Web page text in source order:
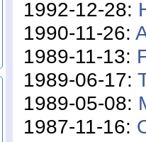
1992-12-28:
1990-11-26:
1989-11-13:
1989-06-17:
1989-05-08:
1987-11-16: